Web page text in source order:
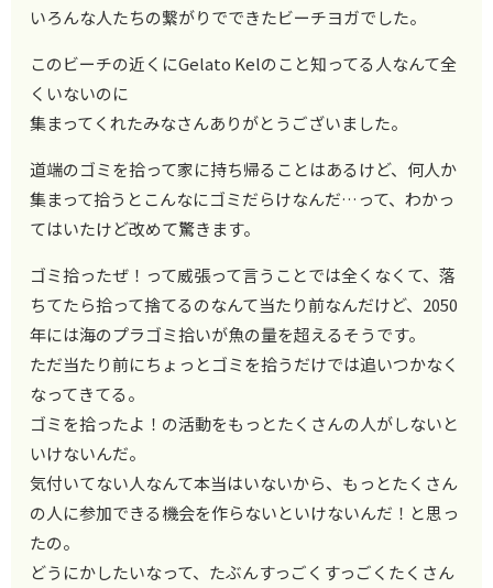
いろんな人たちの繋がりでできたビーチヨガでした。
このビーチの近くにGelato Kelのこと知ってる人なんて全
くいないのに
集まってくれたみなさんありがとうございました。
道端のゴミを拾って家に持ち帰ることはあるけど、何人か
集まって拾うとこんなにゴミだらけなんだ…って、わかっ
てはいたけど改めて驚きます。
ゴミ拾ったぜ！って威張って言うことでは全くなくて、落
ちてたら拾って捨てるのなんて当たり前なんだけど、2050
年には海のプラゴミ拾いが魚の量を超えるそうです。
ただ当たり前にちょっとゴミを拾うだけでは追いつかなく
なってきてる。
ゴミを拾ったよ！の活動をもっとたくさんの人がしないと
いけないんだ。
気付いてない人なんて本当はいないから、もっとたくさん
の人に参加できる機会を作らないといけないんだ！と思っ
たの。
どうにかしたいなって、たぶんすっごくすっごくたくさん